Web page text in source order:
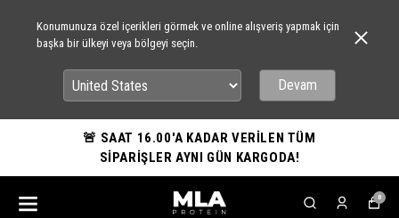
Konumunuza özel içerikleri görmek ve online alışveriş yapmak için
başka bir ülkeyi veya bölgeyi seçin.
Devam
🚨 SAAT 16.00'A KADAR VERİLEN TÜM
SİPARİŞLER AYNI GÜN KARGODA!
0